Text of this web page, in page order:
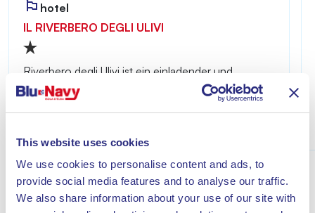
This website uses cookies
We use cookies to personalise content and ads, to
provide social media features and to analyse our traffic.
We also share information about your use of our site with
hotel
IL RIVERBERO DEGLI ULIVI
Riverbero degli Ulivi ist ein einladender und
ruhiger Ort – ideal für alle, die einen erholsamen
Aufenthalt nur wenige Minuten vom Meer von
Lacona entfernt genießen möchten.